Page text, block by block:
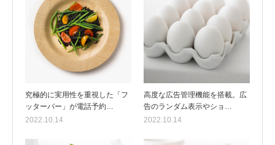
究極的に実用性を重視した「フ
ッターバー」が電話予約…
2022.10.14
高度な広告管理機能を搭載。広
告のランダム表示やショ…
2022.10.14